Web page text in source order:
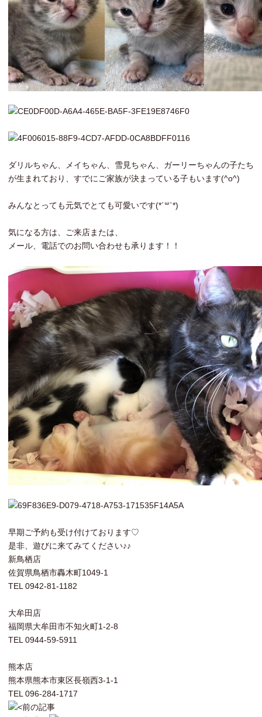
ダリルちゃん、メイちゃん、雪見ちゃん、ガーリーちゃんの子たち
が生まれており、すでにご家族が決まっている子もいます(^o^)
みんなとっても元気でとても可愛いです(*´꒳`*)
気になる方は、ご来店または、
メール、電話でのお問い合わせも承ります！！
早期ご予約も受け付けております♡
是非、遊びに来てみてください♪♪
新鳥栖店
佐賀県鳥栖市轟木町1049-1
TEL 0942-81-1182
大牟田店
福岡県大牟田市不知火町1-2-8
TEL 0944-59-5911
熊本店
熊本県熊本市東区長嶺西3-1-1
TEL 096-284-1717
前の記事